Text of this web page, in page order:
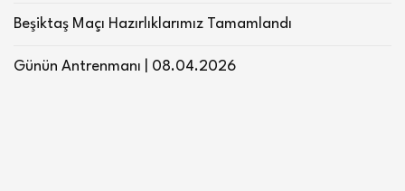
Beşiktaş Maçı Hazırlıklarımız Tamamlandı
Günün Antrenmanı | 08.04.2026